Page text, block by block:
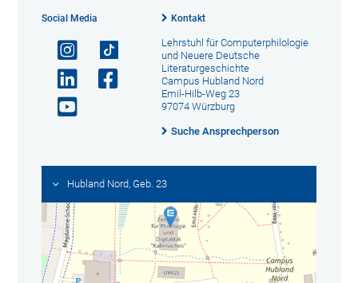
Social Media Kontakt
Lehrstuhl für Computerphilologie
und Neuere Deutsche
Literaturgeschichte
Campus Hubland Nord
Emil-Hilb-Weg 23
97074 Würzburg
Suche Ansprechperson
Hubland Nord, Geb. 23